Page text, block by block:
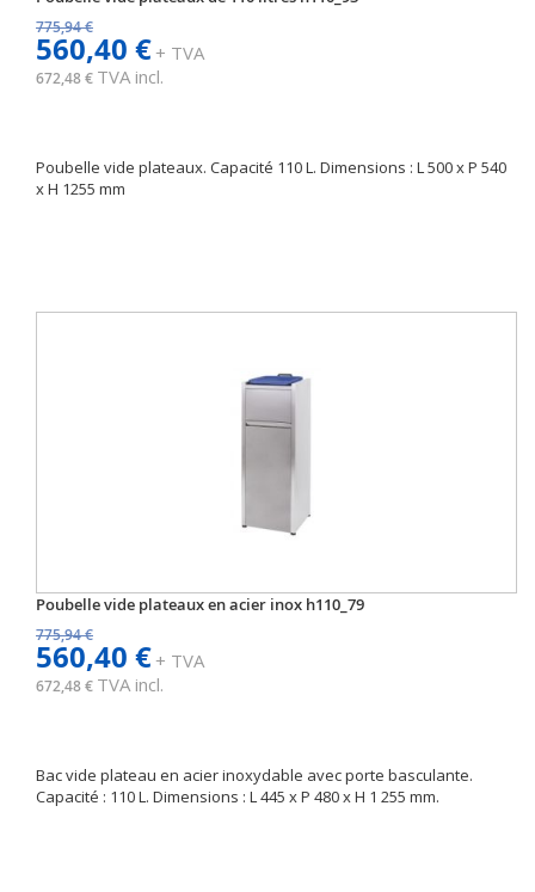
775,94 €
560,40 €+ TVA
672,48 € TVA incl.
Poubelle vide plateaux. Capacité 110 L. Dimensions : L 500 x P 540
x H 1255 mm
Poubelle vide plateaux en acier inox h110_79
775,94 €
560,40 €+ TVA
672,48 € TVA incl.
Bac vide plateau en acier inoxydable avec porte basculante.
Capacité : 110 L. Dimensions : L 445 x P 480 x H 1 255 mm.